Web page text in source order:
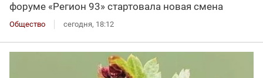
форуме «Регион 93» стартовала новая смена
Общество сегодня, 18:12